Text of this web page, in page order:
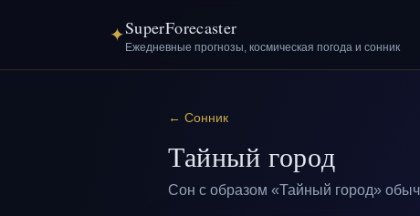
✦SuperForecaster
Ежедневные прогнозы, космическая погода и сонник
← Сонник
Тайный город
Сон с образом «Тайный город»